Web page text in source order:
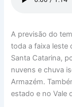
A previsão do
toda a faixa leste
Santa Catarina,
nuvens e chuva
Armazém.
estado e no Vale